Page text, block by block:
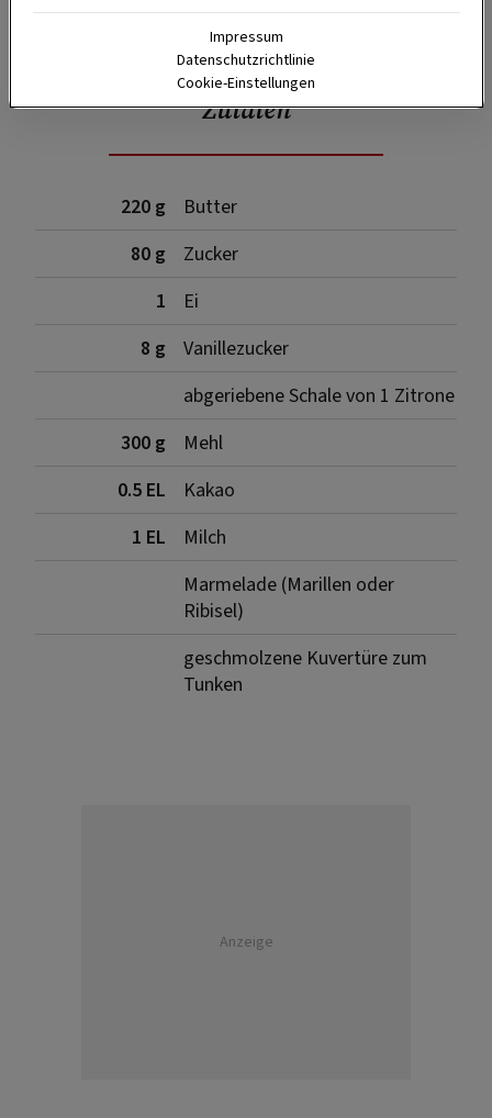
SPEICHERN DRUCKEN
Zutaten
220 g
Butter
80 g
Zucker
1
Ei
8 g
Vanillezucker
abgeriebene Schale von 1 Zitrone
300 g
Mehl
0.5 EL
Kakao
1 EL
Milch
Marmelade (Marillen oder
Ribisel)
geschmolzene Kuvertüre zum
Tunken
Anzeige
Impressum
Datenschutzrichtlinie
Cookie-Einstellungen